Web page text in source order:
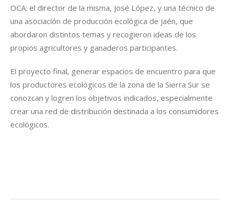
OCA; el director de la misma, José López, y una técnico de
una asociación de producción ecológica de Jaén, que
abordaron distintos temas y recogieron ideas de los
propios agricultores y ganaderos participantes.
El proyecto final, generar espacios de encuentro para que
los productores ecológicos de la zona de la Sierra Sur se
conozcan y logren los objetivos indicados, especialmente
crear una red de distribución destinada a los consumidores
ecológicos.